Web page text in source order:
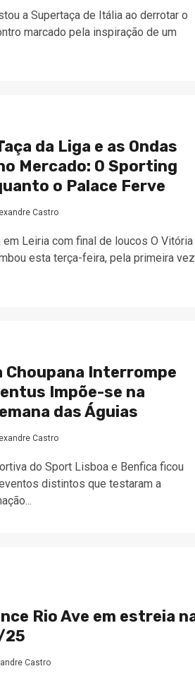
a Supertaça de Itália ao derrotar o
marcado pela inspiração de um
da Liga e as Ondas
Mercado: O Sporting
o Palace Ferve
Castro
Leiria com final de loucos O Vitória
esta terça-feira, pela primeira vez
Choupana Interrompe
Impõe-se na
das Águias
Castro
do Sport Lisboa e Benfica ficou
distintos que testaram a
Rio Ave em estreia
25
Castro